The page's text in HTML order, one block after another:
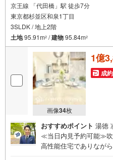
京王線 「代田橋」駅 徒歩7分
東京都杉並区和泉1丁目
3SLDK / 地上2階
土地95.91m2 /建物95.84m2
画像34枚
1億
成
おすすめポイント 湯徳
≪当日内見予約可能≫吹
高性能住宅でありなが